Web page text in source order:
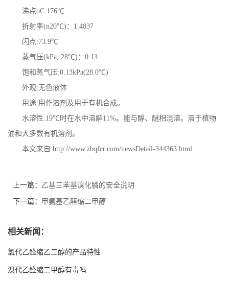
沸点oC:176℃
折射率(n20℃)：1.4837
闪点:73.9℃
蒸气压(kPa, 28℃)：0.13
饱和蒸气压:0.13kPa(28.0℃)
外观:无色液体
用途:用作溶剂及用于有机合成。
水溶性:19℃时在水中溶解11%。能与醇、醚相混溶。溶于植物
油和大多数有机溶剂。
本文来自:http://www.zbqfcr.com/newsDetail-344363.html
上一篇： 乙基三苯基溴化膦的安全说明
下一篇： 甲氨基乙醛缩二甲醇
相关新闻：
氯代乙醛缩乙二醇的产品特性
溴代乙醛缩二甲醇有毒吗